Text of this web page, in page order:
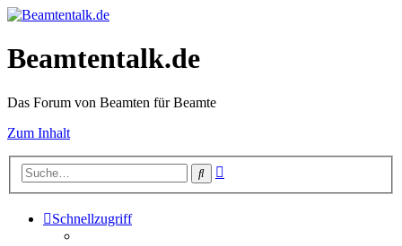
Beamtentalk.de
Das Forum von Beamten für Beamte
Zum Inhalt
Suche
Schnellzugriff